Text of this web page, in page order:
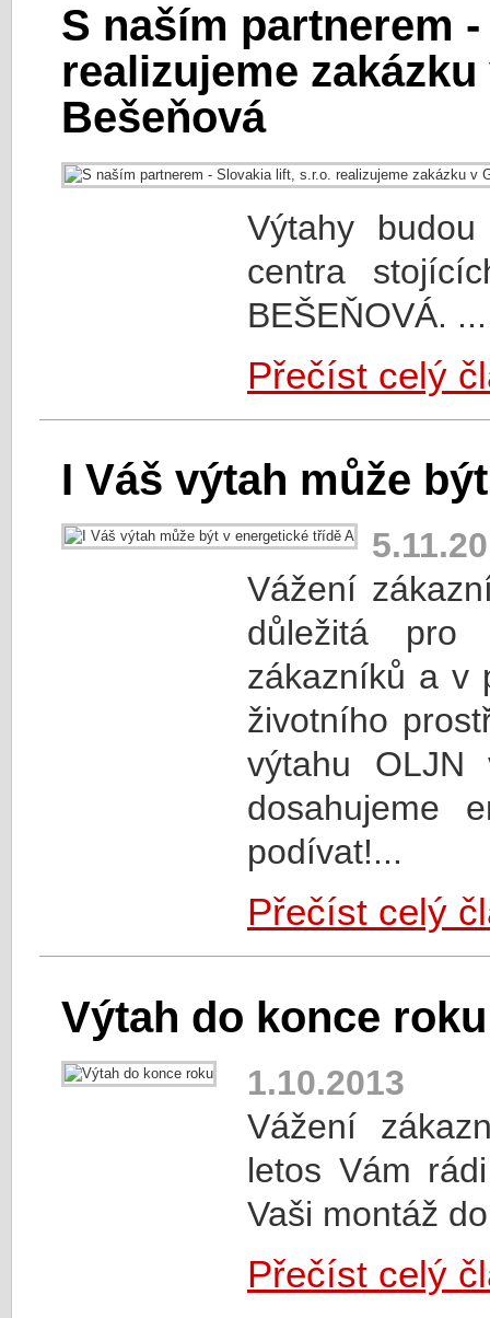
S naším partnerem
realizujeme
Bešeňová
Výtahy
centra
BEŠEŇOVÁ. ...
Přečíst celý
I Váš výtah může
Vážení
důležitá pro
zákazníků a v
životního
výtahu OLJN
dosahujeme
podívat!...
Přečíst celý
Výtah do konce roku
1.10.2013
Vážení
letos Vám
Vaši montáž
Přečíst celý